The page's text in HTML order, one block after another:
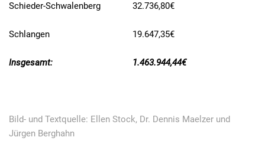
Schieder-Schwalenberg 32.736,80€
Schlangen 19.647,35€
Insgesamt: 1.463.944,44€
Bild- und Textquelle: Ellen Stock, Dr. Dennis Maelzer und
Jürgen Berghahn